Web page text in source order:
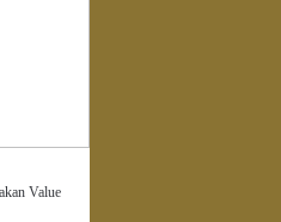
Value